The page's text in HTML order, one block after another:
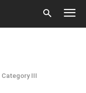
Category III